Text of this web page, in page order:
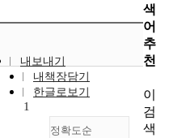
내보내기
내책장담기
한글로보기
정확도순
1
색
어
추
천
이
검
색